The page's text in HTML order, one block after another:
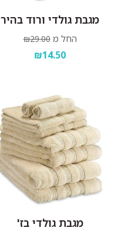
מגבת גולדי ורוד בהיר
החל מ ₪29.00
₪14.50
מגבת גולדי בז'